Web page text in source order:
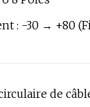
: -30 → +80
de